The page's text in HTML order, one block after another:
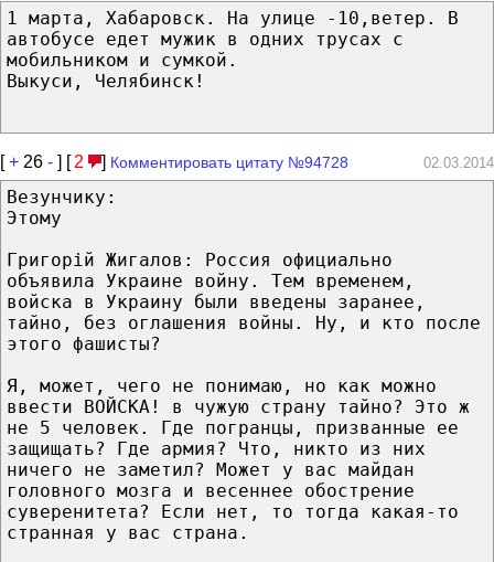
1 марта, Хабаровск. На улице -10,ветер. В
автобусе едет мужик в одних трусах с
мобильником и сумкой.
Выкуси, Челябинск!
[+ 26 - ] [ 2 ] Комментировать цитату №94728 02.03.2014
Везунчику:
Этому
Григорій Жигалов: Россия официально
объявила Украине войну. Тем временем,
войска в Украину были введены заранее,
тайно, без оглашения войны. Ну, и кто после
этого фашисты?
Я, может, чего не понимаю, но как можно
ввести ВОЙСКА! в чужую страну тайно? Это ж
не 5 человек. Где погранцы, призванные ее
защищать? Где армия? Что, никто из них
ничего не заметил? Может у вас майдан
головного мозга и весеннее обострение
суверенитета? Если нет, то тогда какая-то
странная у вас страна.